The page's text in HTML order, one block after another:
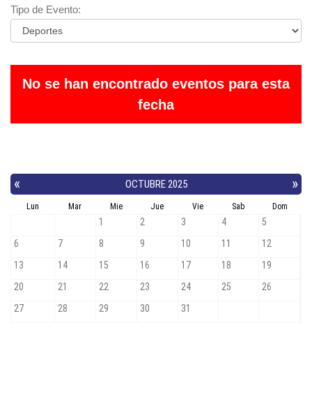
Tipo de Evento:
No se han encontrado eventos para esta
fecha